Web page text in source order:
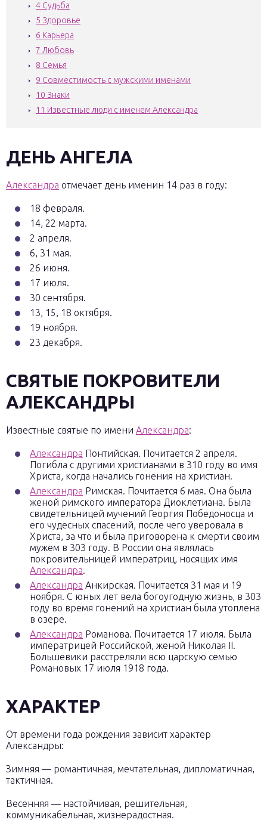
4 Судьба
5 Здоровье
6 Карьера
7 Любовь
8 Семья
9 Совместимость с мужскими именами
10 Знаки
11 Известные люди с именем Александра
ДЕНЬ АНГЕЛА
Александра отмечает день именин 14 раз в году:
18 февраля.
14, 22 марта.
2 апреля.
6, 31 мая.
26 июня.
17 июля.
30 сентября.
13, 15, 18 октября.
19 ноября.
23 декабря.
СВЯТЫЕ ПОКРОВИТЕЛИ
АЛЕКСАНДРЫ
Известные святые по имени Александра:
Александра Понтийская. Почитается 2 апреля.
Погибла с другими христианами в 310 году во имя
Христа, когда начались гонения на христиан.
Александра Римская. Почитается 6 мая. Она была
женой римского императора Диоклетиана. Была
свидетельницей мучений Георгия Победоносца и
его чудесных спасений, после чего уверовала в
Христа, за что и была приговорена к смерти своим
мужем в 303 году. В России она являлась
покровительницей императриц, носящих имя
Александра.
Александра Анкирская. Почитается 31 мая и 19
ноября. С юных лет вела богоугодную жизнь, в 303
году во время гонений на христиан была утоплена
в озере.
Александра Романова. Почитается 17 июля. Была
императрицей Российской, женой Николая II.
Большевики расстреляли всю царскую семью
Романовых 17 июля 1918 года.
ХАРАКТЕР
От времени года рождения зависит характер
Александры:
Зимняя — романтичная, мечтательная, дипломатичная,
тактичная.
Весенняя — настойчивая, решительная,
коммуникабельная, жизнерадостная.